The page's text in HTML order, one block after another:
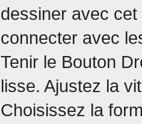
dessiner avec
connecter avec
Tenir le Bouton
lisse. Ajustez la
Choisissez la